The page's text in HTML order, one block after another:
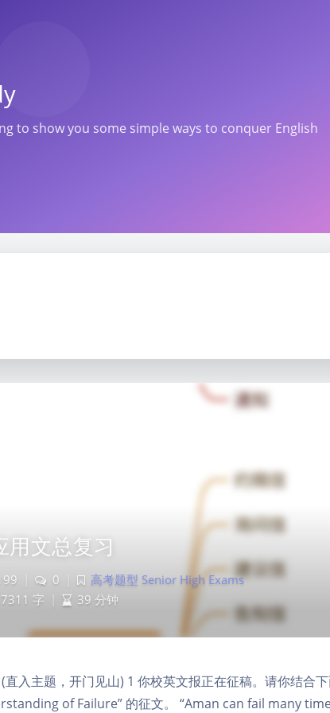
to show you some simple ways to conquer English
用文总复习
0
高考题型 Senior High Exams
7311 字
39 分钟
入主题，开门见山) 1 你校英文报正在征稿。请你结合
of Failure” 的征文。 “Aman can fail many